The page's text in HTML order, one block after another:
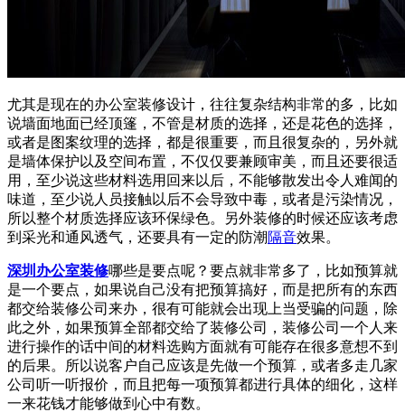
尤其是现在的办公室装修设计，往往复杂结构非常的多，比如
说墙面地面已经顶篷，不管是材质的选择，还是花色的选择，
或者是图案纹理的选择，都是很重要，而且很复杂的，另外就
是墙体保护以及空间布置，不仅仅要兼顾审美，而且还要很适
用，至少说这些材料选用回来以后，不能够散发出令人难闻的
味道，至少说人员接触以后不会导致中毒，或者是污染情况，
所以整个材质选择应该环保绿色。另外装修的时候还应该考虑
到采光和通风透气，还要具有一定的防潮 隔音效果。
深圳办公室装修哪些是要点呢？要点就非常多了，比如预算就
是一个要点，如果说自己没有把预算搞好，而是把所有的东西
都交给装修公司来办，很有可能就会出现上当受骗的问题，除
此之外，如果预算全部都交给了装修公司，装修公司一个人来
进行操作的话中间的材料选购方面就有可能存在很多意想不到
的后果。所以说客户自己应该是先做一个预算，或者多走几家
公司听一听报价，而且把每一项预算都进行具体的细化，这样
一来花钱才能够做到心中有数。